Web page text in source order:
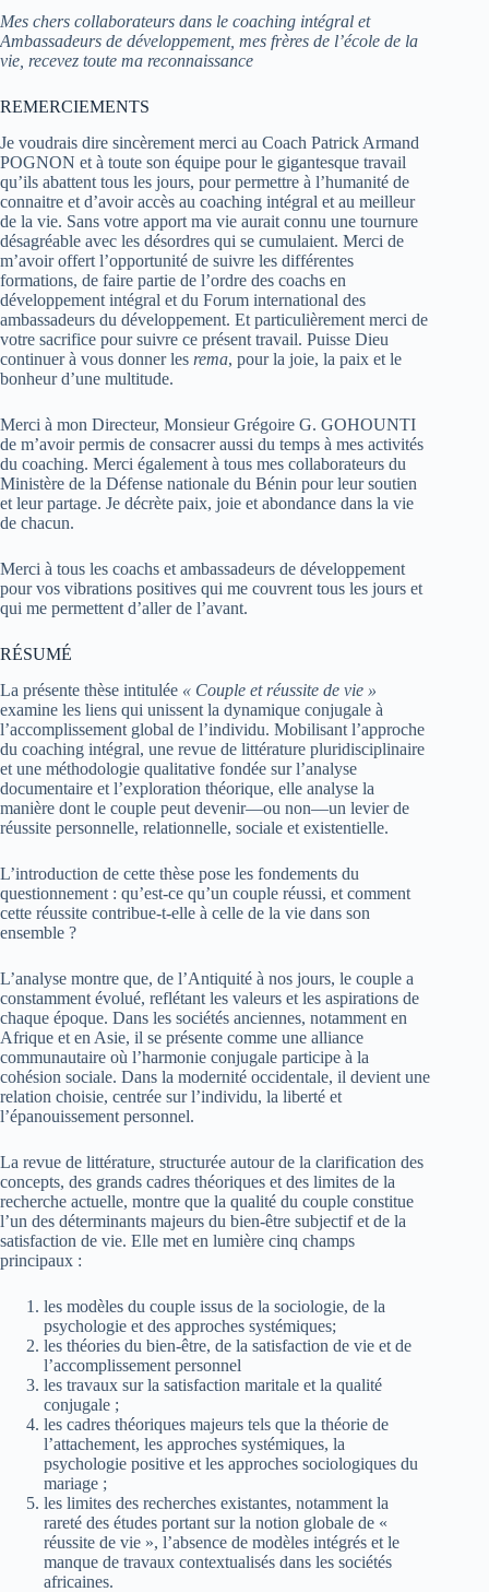
Mes chers collaborateurs dans le coaching intégral et
Ambassadeurs de développement, mes frères de l’école de la
vie, recevez toute ma reconnaissance
REMERCIEMENTS
Je voudrais dire sincèrement merci au Coach Patrick Armand
POGNON et à toute son équipe pour le gigantesque travail
qu’ils abattent tous les jours, pour permettre à l’humanité de
connaitre et d’avoir accès au coaching intégral et au meilleur
de la vie. Sans votre apport ma vie aurait connu une tournure
désagréable avec les désordres qui se cumulaient. Merci de
m’avoir offert l’opportunité de suivre les différentes
formations, de faire partie de l’ordre des coachs en
développement intégral et du Forum international des
ambassadeurs du développement. Et particulièrement merci de
votre sacrifice pour suivre ce présent travail. Puisse Dieu
continuer à vous donner les rema, pour la joie, la paix et le
bonheur d’une multitude.
Merci à mon Directeur, Monsieur Grégoire G. GOHOUNTI
de m’avoir permis de consacrer aussi du temps à mes activités
du coaching. Merci également à tous mes collaborateurs du
Ministère de la Défense nationale du Bénin pour leur soutien
et leur partage. Je décrète paix, joie et abondance dans la vie
de chacun.
Merci à tous les coachs et ambassadeurs de développement
pour vos vibrations positives qui me couvrent tous les jours et
qui me permettent d’aller de l’avant.
RÉSUMÉ
La présente thèse intitulée « Couple et réussite de vie »
examine les liens qui unissent la dynamique conjugale à
l’accomplissement global de l’individu. Mobilisant l’approche
du coaching intégral, une revue de littérature pluridisciplinaire
et une méthodologie qualitative fondée sur l’analyse
documentaire et l’exploration théorique, elle analyse la
manière dont le couple peut devenir—ou non—un levier de
réussite personnelle, relationnelle, sociale et existentielle.
L’introduction de cette thèse pose les fondements du
questionnement : qu’est-ce qu’un couple réussi, et comment
cette réussite contribue-t-elle à celle de la vie dans son
ensemble ?
L’analyse montre que, de l’Antiquité à nos jours, le couple a
constamment évolué, reflétant les valeurs et les aspirations de
chaque époque. Dans les sociétés anciennes, notamment en
Afrique et en Asie, il se présente comme une alliance
communautaire où l’harmonie conjugale participe à la
cohésion sociale. Dans la modernité occidentale, il devient une
relation choisie, centrée sur l’individu, la liberté et
l’épanouissement personnel.
La revue de littérature, structurée autour de la clarification des
concepts, des grands cadres théoriques et des limites de la
recherche actuelle, montre que la qualité du couple constitue
l’un des déterminants majeurs du bien-être subjectif et de la
satisfaction de vie. Elle met en lumière cinq champs
principaux :
les modèles du couple issus de la sociologie, de la
psychologie et des approches systémiques;
les théories du bien-être, de la satisfaction de vie et de
l’accomplissement personnel
les travaux sur la satisfaction maritale et la qualité
conjugale ;
les cadres théoriques majeurs tels que la théorie de
l’attachement, les approches systémiques, la
psychologie positive et les approches sociologiques du
mariage ;
les limites des recherches existantes, notamment la
rareté des études portant sur la notion globale de «
réussite de vie », l’absence de modèles intégrés et le
manque de travaux contextualisés dans les sociétés
africaines.